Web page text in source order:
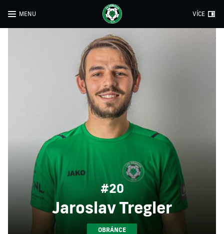
MENU VÍCE
#20
Jaroslav Tregler
OBRÁNCE